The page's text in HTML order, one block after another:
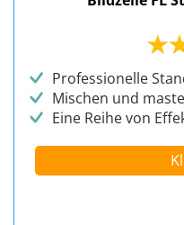
Professionelle
Mischen und
Eine Reihe von